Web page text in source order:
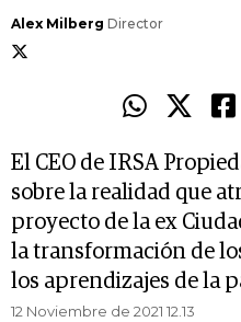
Alex Milberg Director
El CEO de IRSA
sobre la realidad que
proyecto de la ex
la transformación de
los aprendizajes de la
12 Noviembre de 2021 12.13